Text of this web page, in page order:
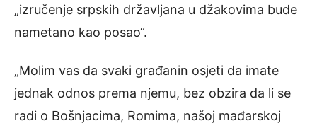
„izručenje srpskih državljana u džakovima bude
nametano kao posao“.
„Molim vas da svaki građanin osjeti da imate
jednak odnos prema njemu, bez obzira da li se
radi o Bošnjacima, Romima, našoj mađarskoj